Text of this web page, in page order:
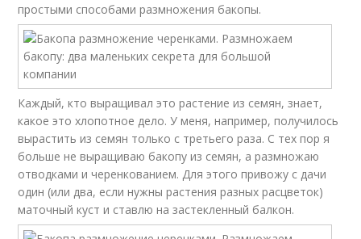
простыми способами размножения бакопы.
Каждый, кто выращивал это растение из семян, знает,
какое это хлопотное дело. У меня, например, получилось
вырастить из семян только с третьего раза. С тех пор я
больше не выращиваю бакопу из семян, а размножаю
отводками и черенкованием. Для этого привожу с дачи
один (или два, если нужны растения разных расцветок)
маточный куст и ставлю на застекленный балкон.